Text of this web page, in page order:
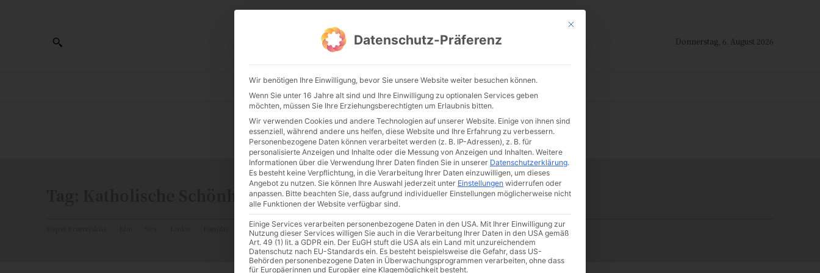
CATHWALK.DE Donnerstag, 6. August 2026
ALTE MESSE GLAUBE KULTUR FRÖMMIGKEIT TRADITION
Katholische Schönheit
Katholizismus Franziskus 50 Jahre Humanae vitae Katholische Kirche
Mit diesem Button wird der Dialog geschlossen. Seine Funktionalität ist
Datenschutz-Präferenz
Wir benötigen Ihre Einwilligung, bevor Sie unsere Website weiter besuchen können.
Wenn Sie unter 16 Jahre alt sind und Ihre Einwilligung zu optionalen Services geben
möchten, müssen Sie Ihre Erziehungsberechtigten um Erlaubnis bitten.
Wir verwenden Cookies und andere Technologien auf unserer Website. Einige von ihnen sind
essenziell, während andere uns helfen, diese Website und Ihre Erfahrung zu verbessern.
Personenbezogene Daten können verarbeitet werden (z. B. IP-Adressen), z. B. für
personalisierte Anzeigen und Inhalte oder die Messung von Anzeigen und Inhalten. Weitere
Informationen über die Verwendung Ihrer Daten finden Sie in unserer Datenschutzerklärung.
Es besteht keine Verpflichtung, in die Verarbeitung Ihrer Daten einzuwilligen, um dieses
Angebot zu nutzen. Sie können Ihre Auswahl jederzeit unter Einstellungen widerrufen oder
anpassen. Bitte beachten Sie, dass aufgrund individueller Einstellungen möglicherweise nicht
alle Funktionen der Website verfügbar sind.
Einige Services verarbeiten personenbezogene Daten in den USA. Mit Ihrer Einwilligung zur
Nutzung dieser Services willigen Sie auch in die Verarbeitung Ihrer Daten in den USA gemäß
Art. 49 (1) lit. a GDPR ein. Der EuGH stuft die USA als ein Land mit unzureichendem
Datenschutz nach EU-Standards ein. Es besteht beispielsweise die Gefahr, dass US-
Behörden personenbezogene Daten in Überwachungsprogrammen verarbeiten, ohne dass
für Europäerinnen und Europäer eine Klagemöglichkeit besteht.